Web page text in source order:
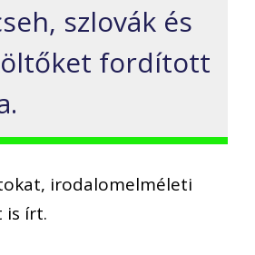
szlovák és
fordított
irodalomelméleti
is írt.